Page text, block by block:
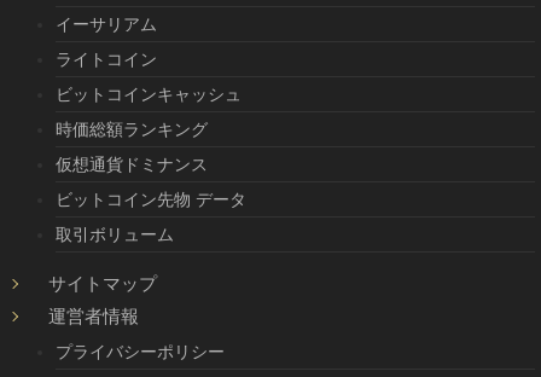
イーサリアム
ライトコイン
ビットコインキャッシュ
時価総額ランキング
仮想通貨ドミナンス
ビットコイン先物 データ
取引ボリューム
サイトマップ
運営者情報
プライバシーポリシー